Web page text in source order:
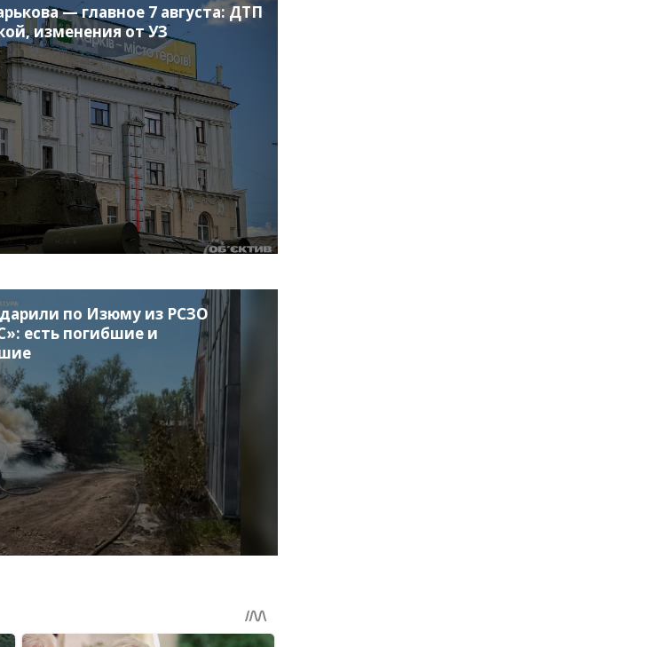
— главное 7 августа: ДТП
изменения от УЗ
по Изюму из РСЗО
есть погибшие и